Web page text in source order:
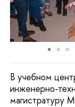
В учебном
инженерно-